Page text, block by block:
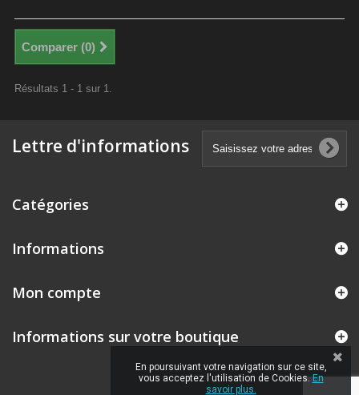
Comparer (0)
Résultats 1 - 1 sur 1.
Lettre d'informations
Catégories
Informations
Mon compte
Informations sur votre boutique
En poursuivant votre navigation sur ce site,
vous acceptez l'utilisation de Cookies.En
savoir plus.